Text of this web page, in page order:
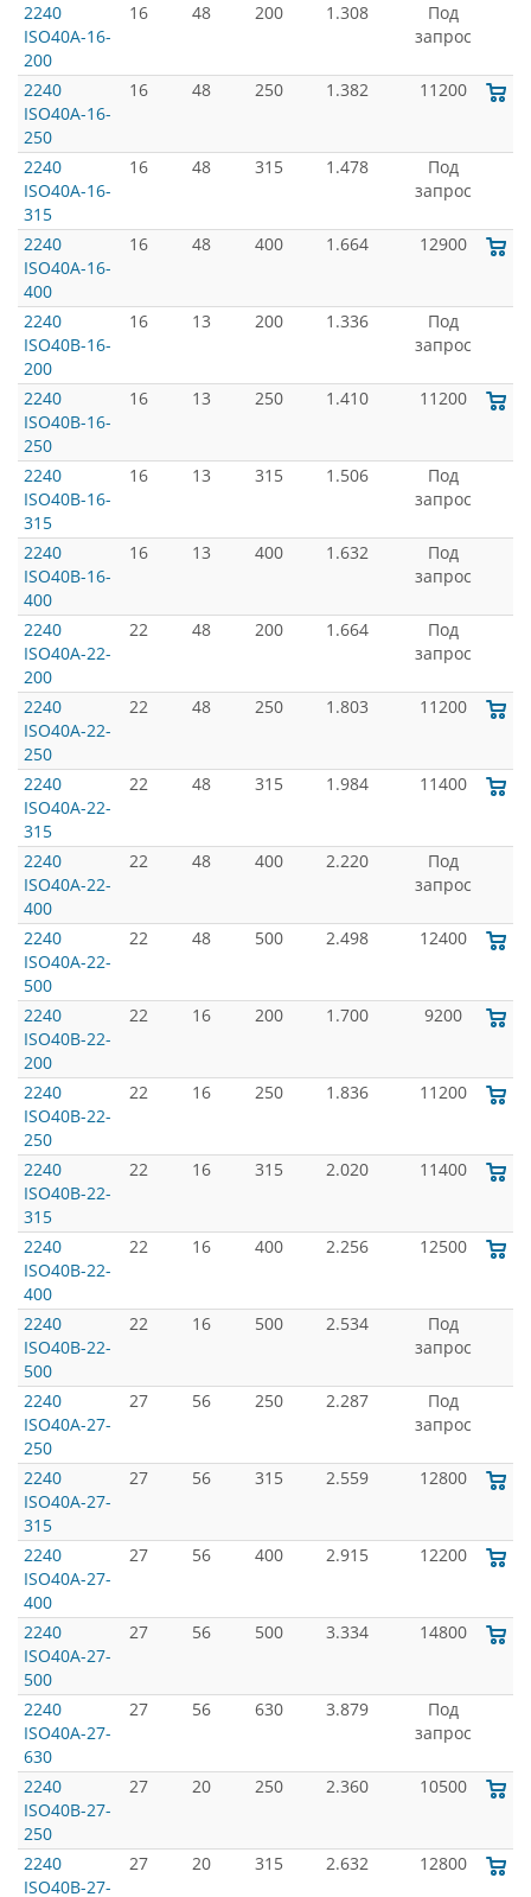
2240
ISO40A-16-
200
16 48 200 1.308
Под
запрос
2240
ISO40A-16-
250
16 48 250 1.382 11200
2240
ISO40A-16-
315
16 48 315 1.478
Под
запрос
2240
ISO40A-16-
400
16 48 400 1.664 12900
2240
ISO40B-16-
200
16 13 200 1.336
Под
запрос
2240
ISO40B-16-
250
16 13 250 1.410 11200
2240
ISO40B-16-
315
16 13 315 1.506
Под
запрос
2240
ISO40B-16-
400
16 13 400 1.632
Под
запрос
2240
ISO40A-22-
200
22 48 200 1.664
Под
запрос
2240
ISO40A-22-
250
22 48 250 1.803 11200
2240
ISO40A-22-
315
22 48 315 1.984 11400
2240
ISO40A-22-
400
22 48 400 2.220
Под
запрос
2240
ISO40A-22-
500
22 48 500 2.498 12400
2240
ISO40B-22-
200
22 16 200 1.700 9200
2240
ISO40B-22-
250
22 16 250 1.836 11200
2240
ISO40B-22-
315
22 16 315 2.020 11400
2240
ISO40B-22-
400
22 16 400 2.256 12500
2240
ISO40B-22-
500
22 16 500 2.534
Под
запрос
2240
ISO40A-27-
250
27 56 250 2.287
Под
запрос
2240
ISO40A-27-
315
27 56 315 2.559 12800
2240
ISO40A-27-
400
27 56 400 2.915 12200
2240
ISO40A-27-
500
27 56 500 3.334 14800
2240
ISO40A-27-
630
27 56 630 3.879
Под
запрос
2240
ISO40B-27-
250
27 20 250 2.360 10500
2240
ISO40B-27-
27 20 315 2.632 12800